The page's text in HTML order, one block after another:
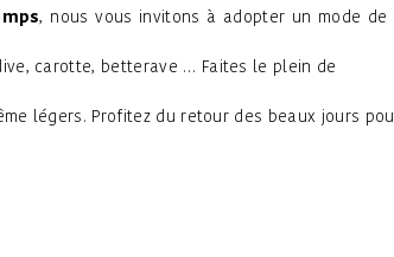
, nous vous invitons à adopter un mode de
carotte, betterave … Faites le plein de
légers. Profitez du retour des beaux jours